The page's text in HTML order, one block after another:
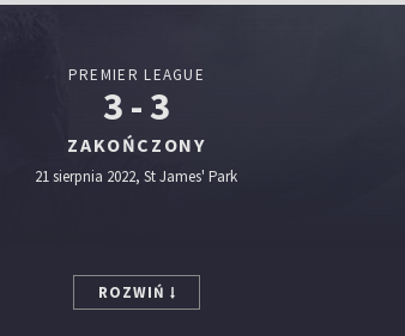
PREMIER LEAGUE
3 - 3
ZAKOŃCZONY
21 sierpnia 2022, St James' Park
ROZWIŃ